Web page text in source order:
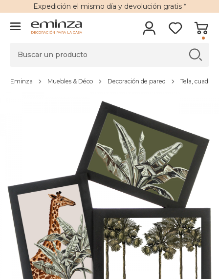
Expedición el mismo día y devolución gratis*
DECORACIÓN PARA LA CASA
Eminza Muebles & Déco Decoración de pared Tela, cuadro